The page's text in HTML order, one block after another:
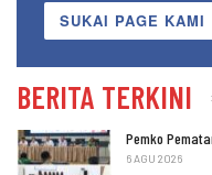
SUKAI PAGE KAMI
BERITA TERKINI
Pemko
6 AGU 2026